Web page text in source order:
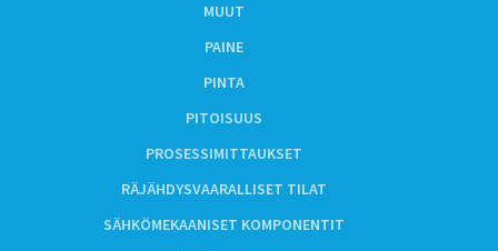
MUUT
PAINE
PINTA
PITOISUUS
PROSESSIMITTAUKSET
RÄJÄHDYSVAARALLISET TILAT
SÄHKÖMEKAANISET KOMPONENTIT